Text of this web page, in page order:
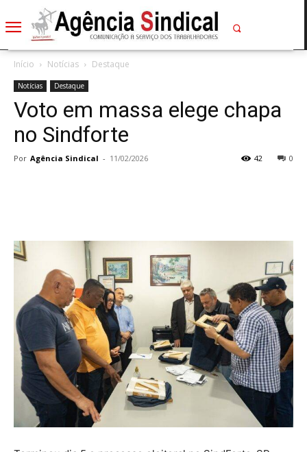
Início Notícias Destaque
Notícias Destaque
Voto em massa elege chapa
no Sindforte
Por Agência Sindical - 11/02/2026 0
42